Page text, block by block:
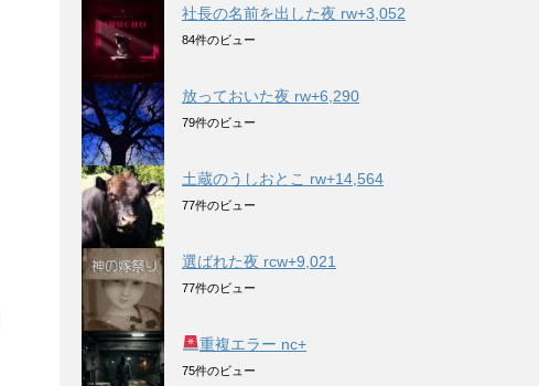
社長の名前を出した夜 rw+3,052
84件のビュー
放っておいた夜 rw+6,290
79件のビュー
土蔵のうしおとこ rw+14,564
77件のビュー
選ばれた夜 rcw+9,021
77件のビュー
重複エラー nc+
75件のビュー